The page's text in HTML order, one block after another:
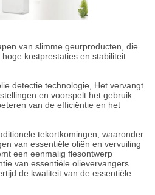
van slimme geurproducten, die
kostprestaties en stabiliteit
detectie technologie, Het vervangt
en voorspelt het gebruik
van de efficiëntie en het
tekortkomingen, waaronder
van essentiële oliën en vervuiling
een eenmalig flesontwerp
van essentiële olievervangers
de kwaliteit van de essentiële